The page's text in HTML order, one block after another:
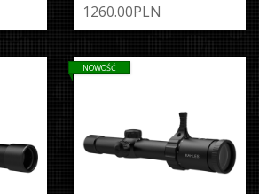
1260.00PLN
NOWOŚĆ